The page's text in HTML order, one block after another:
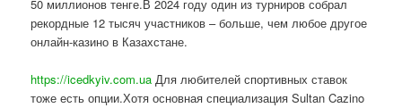
50 миллионов тенге.В 2024 году один из турниров собрал
рекордные 12 тысяч участников – больше, чем любое другое
онлайн-казино в Казахстане.
https://icedkyiv.com.ua Для любителей спортивных ставок
тоже есть опции.Хотя основная специализация Sultan Cazino